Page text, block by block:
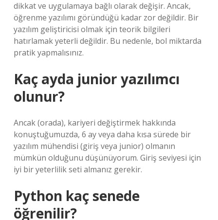
dikkat ve uygulamaya bağlı olarak değişir. Ancak,
öğrenme yazılımı göründüğü kadar zor değildir. Bir
yazılım geliştiricisi olmak için teorik bilgileri
hatırlamak yeterli değildir. Bu nedenle, bol miktarda
pratik yapmalısınız.
Kaç ayda junior yazılımcı
olunur?
Ancak (orada), kariyeri değiştirmek hakkında
konuştuğumuzda, 6 ay veya daha kısa sürede bir
yazılım mühendisi (giriş veya junior) olmanın
mümkün olduğunu düşünüyorum. Giriş seviyesi için
iyi bir yeterlilik seti almanız gerekir.
Python kaç senede
öğrenilir?